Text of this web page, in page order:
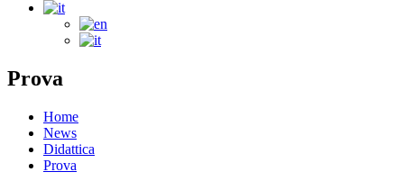
Prova
Home
News
Didattica
Prova